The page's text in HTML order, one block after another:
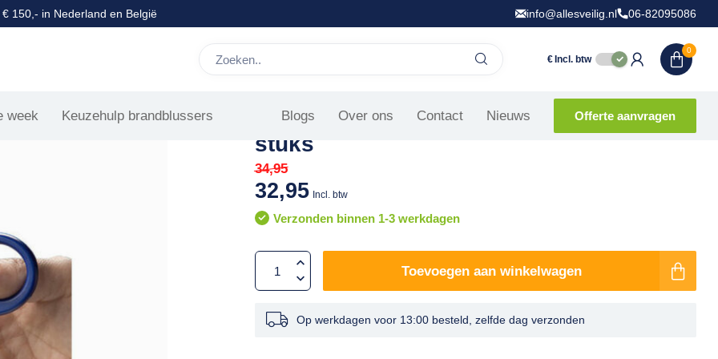
besteld, zelfde dag verzonden info@allesveilig.nl 06-82095086
€ Incl. btw
0
week Keuzehulp brandblussers Blogs Over ons Contact Nieuws Offerte aanvragen
Verbandschaar kunststof - 19 cm - 25
stuks
34,95
32,95 Incl. btw
Verzonden binnen 1-3 werkdagen
Toevoegen aan winkelwagen
Op werkdagen voor 13:00 besteld, zelfde dag verzonden